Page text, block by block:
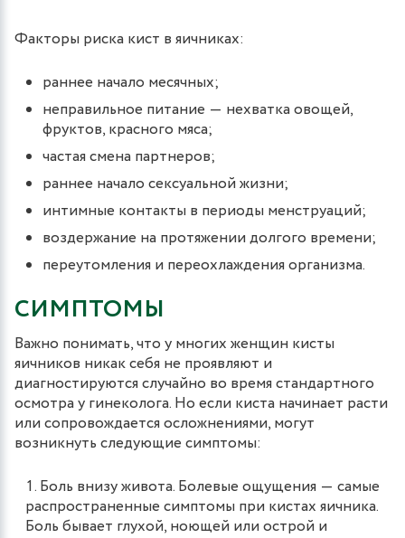
Факторы риска кист в яичниках:
раннее начало месячных;
неправильное питание ― нехватка овощей,
фруктов, красного мяса;
частая смена партнеров;
раннее начало сексуальной жизни;
интимные контакты в периоды менструаций;
воздержание на протяжении долгого времени;
переутомления и переохлаждения организма.
СИМПТОМЫ
Важно понимать, что у многих женщин кисты
яичников никак себя не проявляют и
диагностируются случайно во время стандартного
осмотра у гинеколога. Но если киста начинает расти
или сопровождается осложнениями, могут
возникнуть следующие симптомы:
Боль внизу живота. Болевые ощущения ― самые
распространенные симптомы при кистах яичника.
Боль бывает глухой, ноющей или острой и